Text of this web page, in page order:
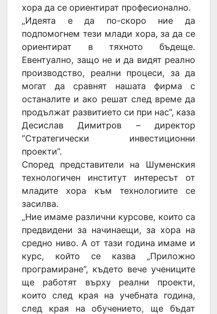
хора да се ориентират професионално.
„Идеята е да по-скоро ние да
подпомогнем тези млади хора, за да се
ориентират в тяхното бъдеще.
Евентуално, защо не и да видят реално
производство, реални процеси, за да
могат да сравнят нашата фирма с
останалите и ако решат след време да
продължат развитието си при нас“, каза
Десислав Димитров – директор
”Стратегически инвестиционни
проекти”.
Според представители на Шуменския
технологичен институт интересът от
младите хора към технологиите се
засилва.
„Ние имаме различни курсове, които са
предвидени за начинаещи, за хора на
средно ниво. А от тази година имаме и
курс, който се казва „Приложно
програмиране“, където вече учениците
ще работят върху реални проекти,
които след края на учебната година,
след края на обучението, ще бъдат